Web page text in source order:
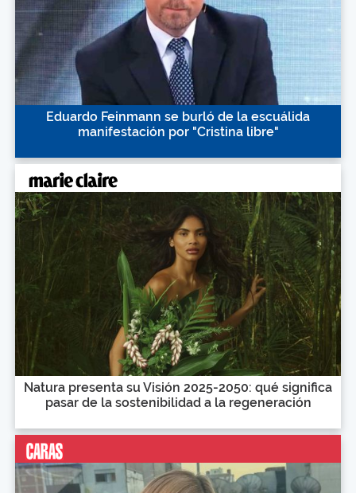
Eduardo Feinmann se burló de la escuálida
manifestación por "Cristina libre"
Natura presenta su Visión 2025-2050: qué significa
pasar de la sostenibilidad a la regeneración